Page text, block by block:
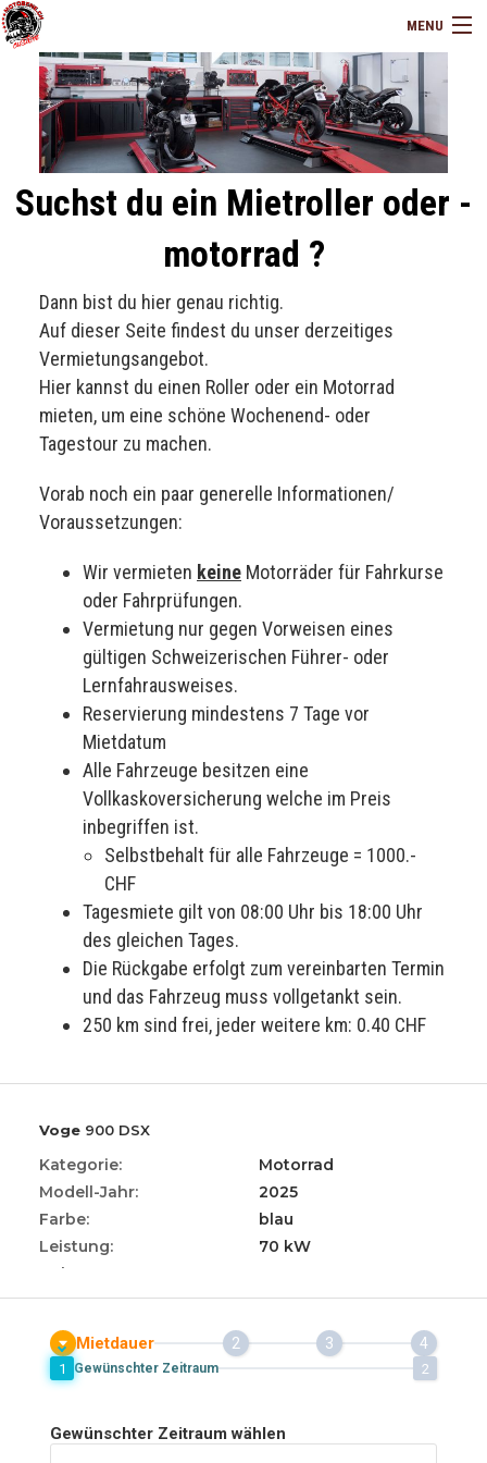
MENU
HOME
TEAM
FAHRZEUGANGEBOT
KLASSIKER
UMBAUTEN
KONTAKT
NEWS
IMPRESSUM / AGB
Suchst du ein Mietroller oder -
motorrad ?
Dann bist du hier genau richtig.
Auf dieser Seite findest du unser derzeitiges
Vermietungsangebot.
Hier kannst du einen Roller oder ein Motorrad
mieten, um eine schöne Wochenend- oder
Tagestour zu machen.
Vorab noch ein paar generelle Informationen/
Voraussetzungen:
Wir vermieten keine Motorräder für Fahrkurse
oder Fahrprüfungen.
Vermietung nur gegen Vorweisen eines
gültigen Schweizerischen Führer- oder
Lernfahrausweises.
Reservierung mindestens 7 Tage vor
Mietdatum
Alle Fahrzeuge besitzen eine
Vollkaskoversicherung welche im Preis
inbegriffen ist.
Selbstbehalt für alle Fahrzeuge = 1000.-
CHF
Tagesmiete gilt von 08:00 Uhr bis 18:00 Uhr
des gleichen Tages.
Die Rückgabe erfolgt zum vereinbarten Termin
und das Fahrzeug muss vollgetankt sein.
250 km sind frei, jeder weitere km: 0.40 CHF